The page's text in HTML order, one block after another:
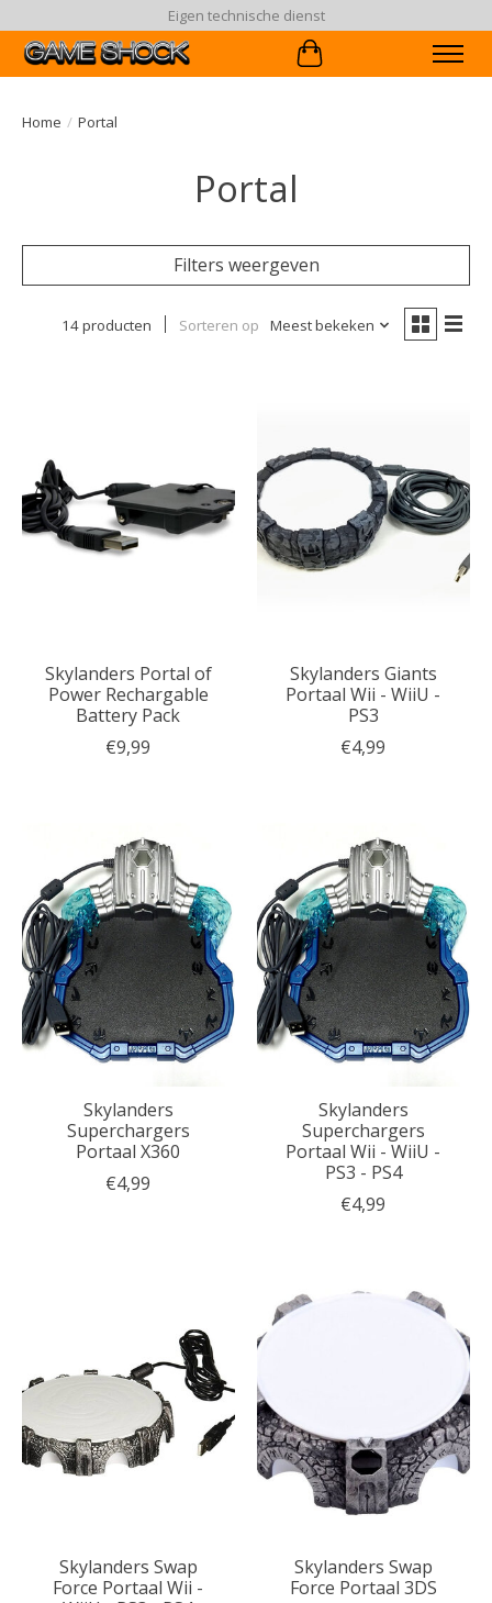
Eigen technische dienst
Winkelwagen
Home / Portal
Portal
Filters weergeven
14 producten Sorteren op Meest bekeken
Skylanders Portal of
Power Rechargable
Battery Pack
€9,99
Skylanders Giants
Portaal Wii - WiiU -
PS3
€4,99
Skylanders
Superchargers
Portaal X360
€4,99
Skylanders
Superchargers
Portaal Wii - WiiU -
PS3 - PS4
€4,99
Skylanders Swap
Force Portaal Wii -
Skylanders Swap
Force Portaal 3DS